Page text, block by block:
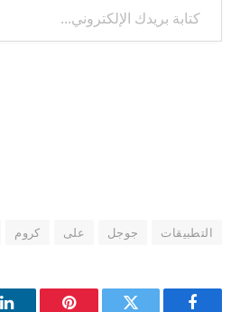
التطبيقات جوجل على كروم